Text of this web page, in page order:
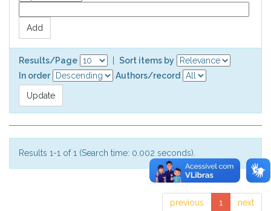
Results/Page
Sort items by
In order
Authors/record
Results 1-1 of 1 (Search time: 0.002 seconds).
previous 1 next